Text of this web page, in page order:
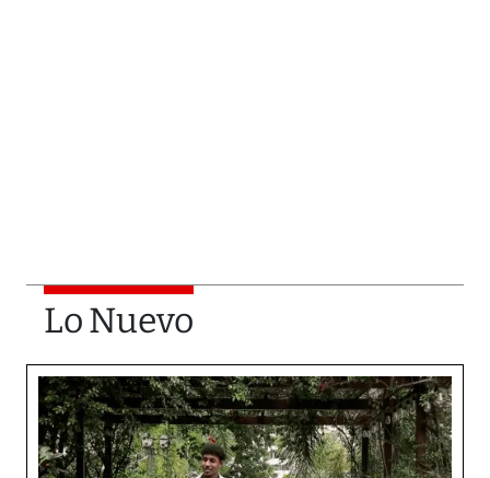
Lo Nuevo